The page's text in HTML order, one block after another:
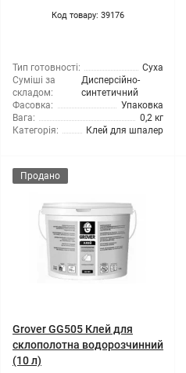
Код товару: 39176
Тип готовності:
Суха
Суміші за
складом:
Дисперсійно-
синтетичний
Фасовка:
Упаковка
Вага:
0,2 кг
Категорія:
Клей для шпалер
Продано
Grover GG505 Клей для
склополотна водорозчинний
(10 л)